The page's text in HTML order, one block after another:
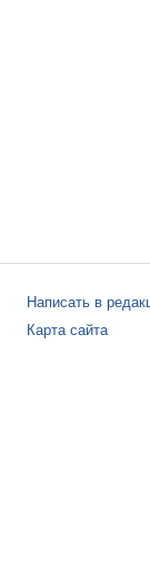
Написать в
Карта сайта